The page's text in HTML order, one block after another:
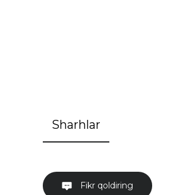
Sharhlar
Fikr qoldiring